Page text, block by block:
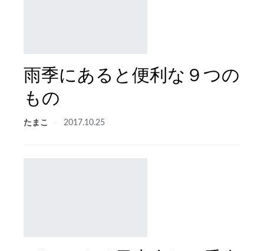
雨季にあると便利な９つの
もの
たまこ 2017.10.25